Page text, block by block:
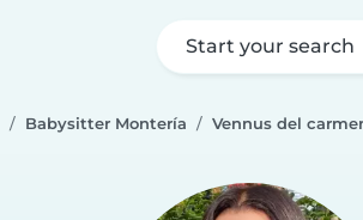
Start your search
Babysitter Montería Vennus del